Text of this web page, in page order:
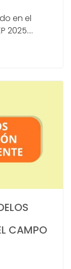
en el
2025.…
CAMPO